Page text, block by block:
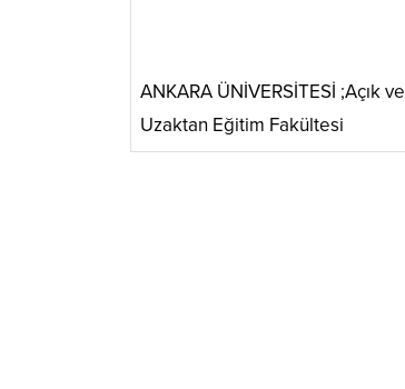
ANKARA ÜNİVERSİTESİ ;Açık ve
Uzaktan Eğitim Fakültesi